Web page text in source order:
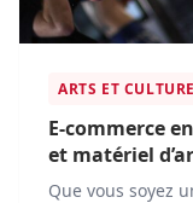
ARTS ET CULTURE
E-commerce
et matériel
Que vous soyez